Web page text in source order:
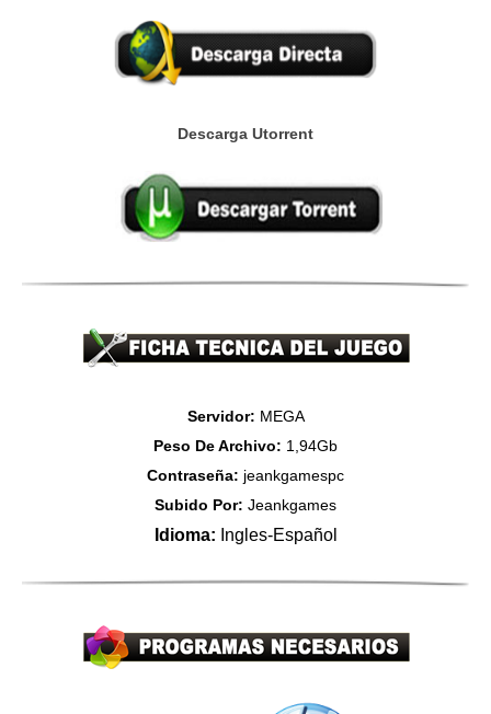
Descarga Utorrent
Servidor: MEGA
Peso De Archivo: 1,94Gb
Contraseña: jeankgamespc
Subido Por: Jeankgames
Idioma: Ingles-Español